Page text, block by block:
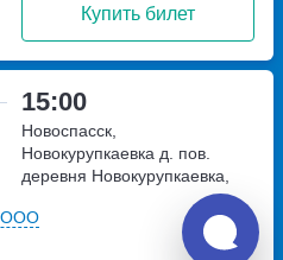
Купить билет
15:00
Новоспасск,
Новокурупкаевка д. пов.
деревня Новокурупкаевка,
ООО